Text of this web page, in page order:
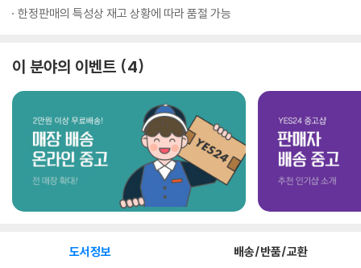
한정판매의 특성상 재고 상황에 따라 품절 가능
이 분야의 이벤트 4
도서정보 배송/반품/교환